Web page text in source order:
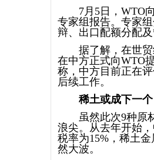
7月5日，WTO向
专家组报告。专家
辩、出口配额分配
据了解，在世贸
在中方正式向WTO
称，中方目前正在
后续工作。
稀土或成下一个
虽然此次9种原材
浪尖。从去年开始
税率为15%，稀土
然大波。